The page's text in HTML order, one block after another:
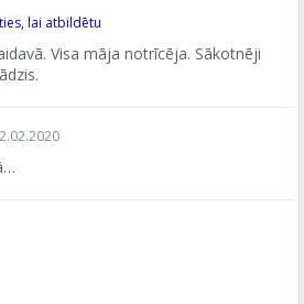
lai atbildētu
Visa māja notrīcēja. Sākotnēji